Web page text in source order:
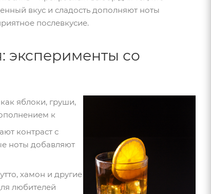
вкус и сладость дополняют ноты
послевкусие.
эксперименты со
яблоки, груши,
к
контраст с
ноты добавляют
хамон и другие
любителей